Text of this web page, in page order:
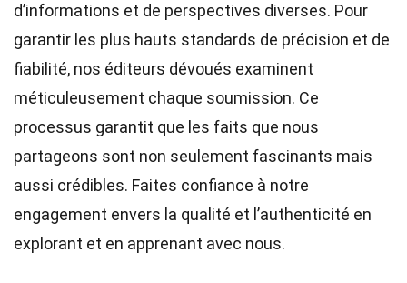
d’informations et de perspectives diverses. Pour
garantir les plus hauts standards de précision et de
fiabilité, nos éditeurs dévoués examinent
méticuleusement chaque soumission. Ce
processus garantit que les faits que nous
partageons sont non seulement fascinants mais
aussi crédibles. Faites confiance à notre
engagement envers la qualité et l’authenticité en
explorant et en apprenant avec nous.